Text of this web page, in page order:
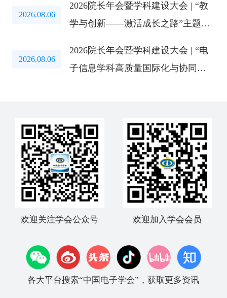
2026.08.06
2026院长年会暨学科建设大会 | “教
学与创新——激活成长之路”主题教
2026.08.06
2026院长年会暨学科建设大会 | “电
子信息学科高质量国际化与协同创
欢迎关注学会公众号 欢迎加入学会会员
各大平台搜索“中国电子学会”，获取更多资讯